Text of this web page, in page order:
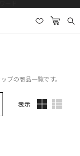
プの商品一覧です。
表示